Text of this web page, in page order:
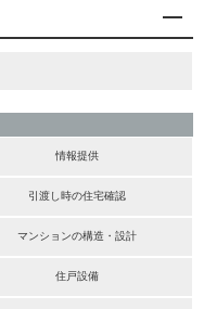
情報提供
引渡し時の住宅確認
マンションの構造・設計
住戸設備